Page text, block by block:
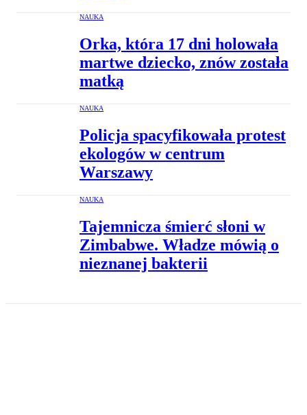
NAUKA
Orka, która 17 dni holowała
martwe dziecko, znów została
matką
NAUKA
Policja spacyfikowała protest
ekologów w centrum
Warszawy
NAUKA
Tajemnicza śmierć słoni w
Zimbabwe. Władze mówią o
nieznanej bakterii